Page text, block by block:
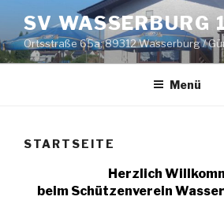
Inhalt
springen
SV WASSERBURG
Ortsstraße 65a; 89312 Wasserburg /
Menü
STARTSEITE
Herzlich
beim Schützenverein